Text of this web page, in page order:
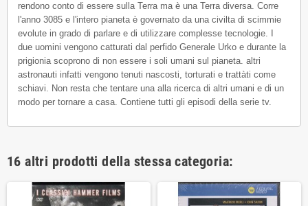
rendono conto di essere sulla Terra ma è una Terra diversa. Corre
l'anno 3085 e l'intero pianeta è governato da una civilta di scimmie
evolute in grado di parlare e di utilizzare complesse tecnologie. I
due uomini vengono catturati dal perfido Generale Urko e durante la
prigionia scoprono di non essere i soli umani sul pianeta. altri
astronauti infatti vengono tenuti nascosti, torturati e trattàti come
schiavi. Non resta che tentare una alla ricerca di altri umani e di un
modo per tornare a casa. Contiene tutti gli episodi della serie tv.
16 altri prodotti della stessa categoria: